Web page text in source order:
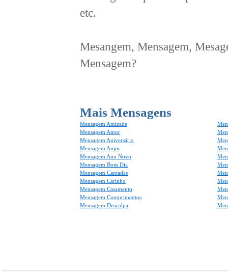
etc.
Mesangem, Mensagem,
Mensagem?
Mais Mensagens
Mensagem Amizade
Mensagem Amor
Mensagem Aniversário
Mensagem Anjos
Mensagem Ano Novo
Mensagem Bom Dia
Mensagem Cantadas
Mensagem Carinho
Mensagem Casamento
Mensagem Cumprimentos
Mensagem Desculpa